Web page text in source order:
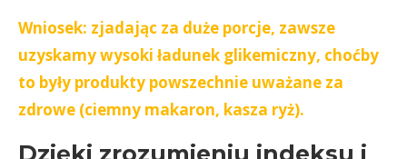
Wniosek: zjadając za duże porcje, zawsze
uzyskamy wysoki ładunek glikemiczny, choćby
to były produkty powszechnie uważane za
zdrowe (ciemny makaron, kasza ryż).
Dzięki zrozumieniu indeksu i